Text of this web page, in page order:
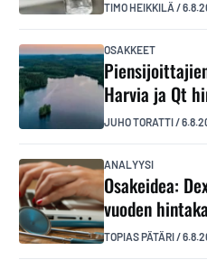
TIMO HEIKKILÄ /
OSAKKEET
Harvia ja Qt
JUHO TORATTI/
ANALYYSI
Osakeidea:
vuoden
TOPIAS PÄTÄRI/